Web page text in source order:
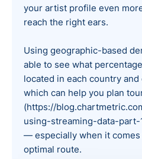
your artist profile even
reach the right ears.
Using geographic-based
able to see what
located in each country
which can help you plan
(https://
using-streaming-data-
— especially when it
optimal route.